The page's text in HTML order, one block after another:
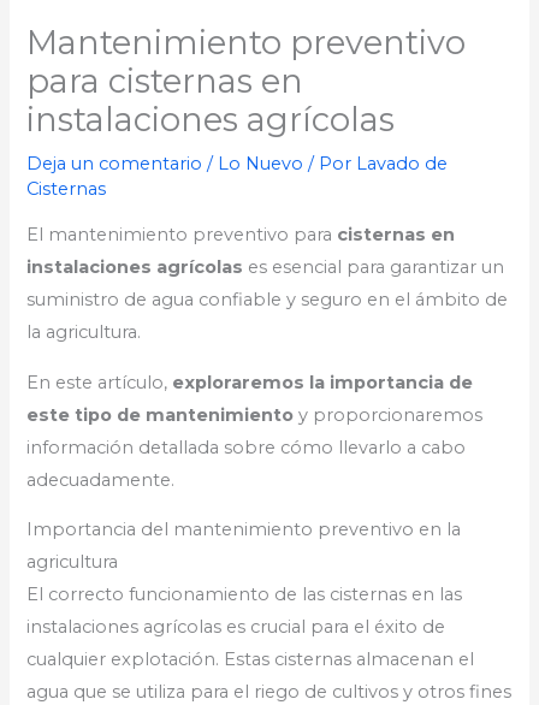
Mantenimiento preventivo
para cisternas en
instalaciones agrícolas
Deja un comentario / Lo Nuevo / Por Lavado de
Cisternas
El mantenimiento preventivo para cisternas en
instalaciones agrícolas es esencial para garantizar un
suministro de agua confiable y seguro en el ámbito de
la agricultura.
En este artículo, exploraremos la importancia de
este tipo de mantenimiento y proporcionaremos
información detallada sobre cómo llevarlo a cabo
adecuadamente.
Importancia del mantenimiento preventivo en la
agricultura
El correcto funcionamiento de las cisternas en las
instalaciones agrícolas es crucial para el éxito de
cualquier explotación. Estas cisternas almacenan el
agua que se utiliza para el riego de cultivos y otros fines